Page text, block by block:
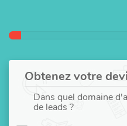
Obtenez votre
Dans quel domaine
de leads ?